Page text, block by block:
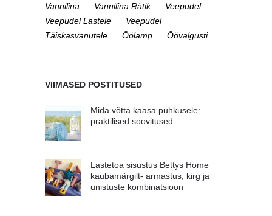
Vannilina
Vannilina Rätik
Veepudel
Veepudel Lastele
Veepudel
Täiskasvanutele
Öölamp Öövalgusti
VIIMASED POSTITUSED
Mida võtta kaasa puhkusele:
praktilised soovitused
Lastetoa sisustus Bettys Home
kaubamärgilt- armastus, kirg ja
unistuste kombinatsioon